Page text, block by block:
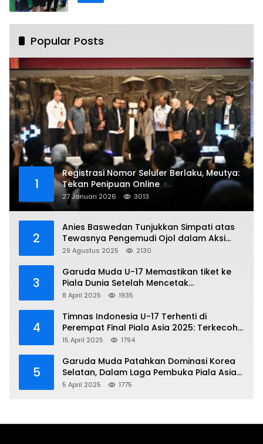
Popular Posts
1
Registrasi Nomor Seluler Berlaku, Meutya:
Tekan Penipuan Online
27 Januari 2026 3013
2
Anies Baswedan Tunjukkan Simpati atas
Tewasnya Pengemudi Ojol dalam Aksi
Demo
29 Agustus 2025 2130
3
Garuda Muda U-17 Memastikan tiket ke
Piala Dunia Setelah Mencetak
Kemenangan Gemilang atas Yaman 4-1 di
8 April 2025 1935
4
Timnas Indonesia U-17 Terhenti di
Perempat Final Piala Asia 2025: Terkecoh
Korea Utara
15 April 2025 1794
5
Garuda Muda Patahkan Dominasi Korea
Selatan, Dalam Laga Pembuka Piala Asia
2025 U-17
5 April 2025 1775